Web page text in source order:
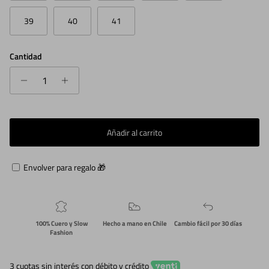
39 40 41
Cantidad
Añadir al carrito
Envolver para regalo 🎁
100% Cuero y Slow
Fashion
Hecho a mano en Chile Cambio fácil por 30 días
3 cuotas sin interés con débito y crédito